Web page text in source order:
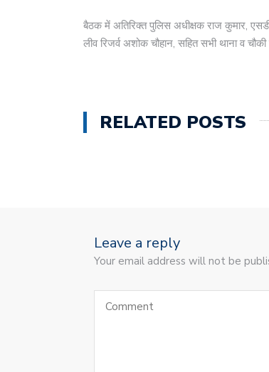
बैठक में अतिरिक्त पुलिस अधीक्षक राज कुमार,
लीव रिजर्व अशोक चौहान, सहित सभी थाना व
RELATED POSTS
Leave a reply
Your email address will not be